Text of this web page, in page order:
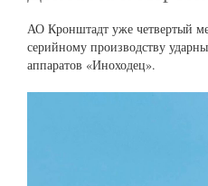
АО Кронштадт уже четвертый
серийному производству
аппаратов «Иноходец».